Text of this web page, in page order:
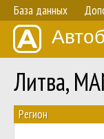
База данных
Литва,
Регион